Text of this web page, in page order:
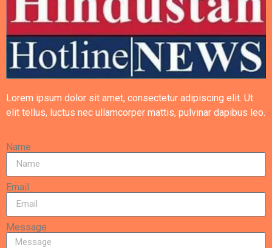
Lorem ipsum dolor sit amet, consectetur adipiscing elit. Ut
elit tellus, luctus nec ullamcorper mattis, pulvinar dapibus leo.
Name
Email
Message